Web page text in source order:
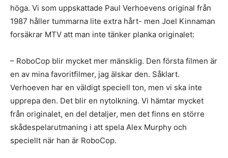
höga. Vi som uppskattade Paul Verhoevens original från
1987 håller tummarna lite extra hårt- men Joel Kinnaman
forsäkrar MTV att man inte tänker planka originalet:
– RoboCop blir mycket mer mänsklig. Den första filmen är
en av mina favoritfilmer, jag älskar den. Såklart.
Verhoeven har en väldigt speciell ton, men vi ska inte
upprepa den. Det blir en nytolkning. Vi hämtar mycket
från originalet, en del detaljer, men det finns en större
skådespelarutmaning i att spela Alex Murphy och
speciellt när han är RoboCop.